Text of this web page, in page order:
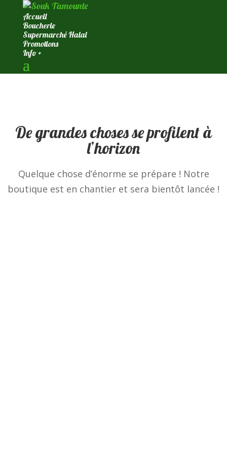
Accueil
Boucherie
Supermarché Halal
Promotions
Info +
De grandes choses se profilent à
l’horizon
Quelque chose d’énorme se prépare ! Notre
boutique est en chantier et sera bientôt lancée !